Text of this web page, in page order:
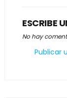
ESCRIBE
No hay
Publicar